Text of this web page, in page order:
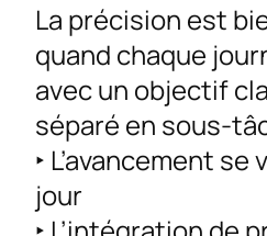
La précision est
quand chaque
avec un objectif
séparé en sous-
‣ L’avancement
jour